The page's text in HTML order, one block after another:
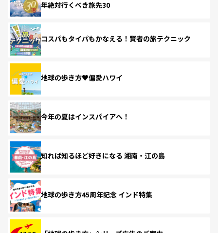
年絶対行くべき旅先30
コスパもタイパもかなえる！賢者の旅テクニック
地球の歩き方♥偏愛ハワイ
今年の夏はインスパイアへ！
知れば知るほど好きになる 湘南・江の島
地球の歩き方45周年記念 インド特集